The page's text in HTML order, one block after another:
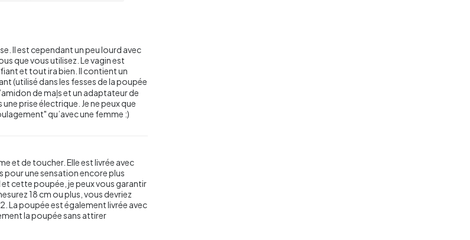
Il est cependant un peu lourd avec
que vous utilisez. Le vagin est
et tout ira bien. Il contient un
(utilisé dans les fesses de la poupée
de maļs et un adaptateur de
prise électrique. Je ne peux que
qu’avec une femme :)
et de toucher. Elle est livrée avec
une sensation encore plus
et cette poupée, je peux vous garantir
18 cm ou plus, vous devriez
La poupée est également livrée avec
la poupée sans attirer